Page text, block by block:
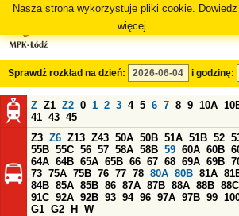
Nasza strona wykorzystuje pliki cookie.
więcej.
Sprawdź rozkład na dzień: i godzinę:
Z Z1 Z2 0 1 2 3 4 5 6 7 8 9 10A
41 43 45
Z3 Z6 Z13 Z43 50A 50B 51A 51B 52
55B 55C 56 57 58A 58B 59 60A 60B
64A 64B 65A 65B 66 67 68 69A 69B
73 75A 75B 76 77 78 80A 80B 81A
84B 85A 85B 86 87A 87B 88A 88B 88C
91C 92A 92B 93 94 96 97A 97B 99
G1 G2 H
W